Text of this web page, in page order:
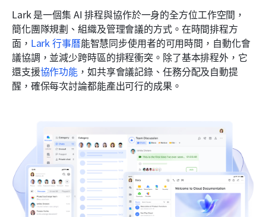
Lark 是一個集 AI 排程與協作於一身的全方位工作空間，
簡化團隊規劃、組織及管理會議的方式。在時間排程方
面， Lark 行事曆能智慧同步使用者的可用時間，自動化會
議協調，並減少跨時區的排程衝突。除了基本排程外，它
還支援協作功能 ，如共享會議記錄、任務分配及自動提
醒，確保每次討論都能產出可行的成果。